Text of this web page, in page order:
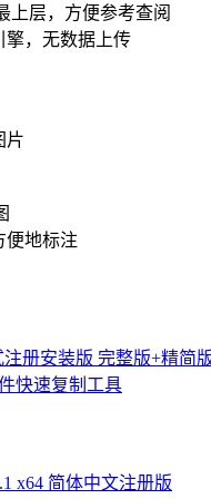
上层，方便参考查阅
擎，无数据上传
片
便地标注
注册安装版 完整版+精简
快速复制工具
x64 简体中文注册版